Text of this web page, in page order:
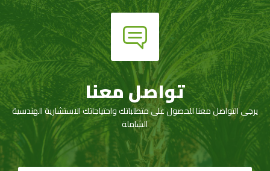
تواصل معنا
يرجى التواصل معنا للحصول على متطلباتك واحتياجاتك الاستشارية الهندسية
الشاملة